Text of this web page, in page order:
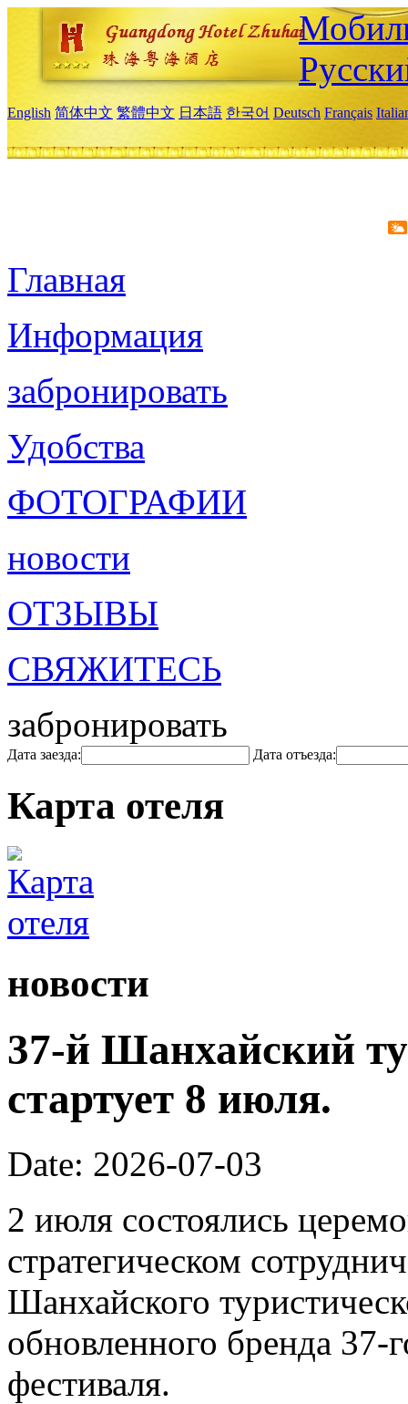
English 简体中文 繁體中文 日本語 한국어 Deutsch Français
Главная
Информация
забронировать
Удобства
ФОТОГРАФИИ
новости
ОТЗЫВЫ
СВЯЖИТЕСЬ
забронировать
Дата заезда: Дата отъезда:
Карта отеля
новости
37-й Шанхайский
стартует 8 июля.
Date: 2026-07-03
2 июля состоялись
стратегическом
Шанхайского
обновленного бренда 37-
фестиваля.